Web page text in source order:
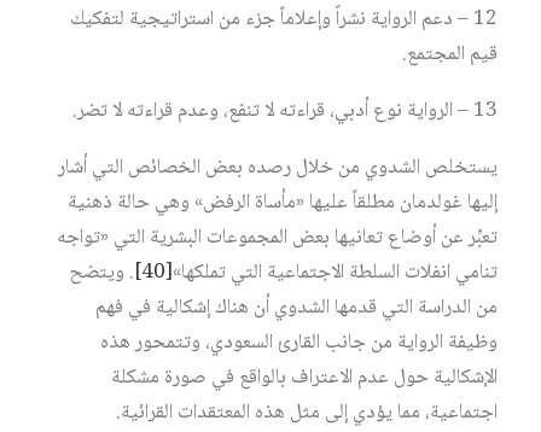
12 – دعم الرواية نشراً وإعلاماً جزء من استراتيجية لتفكيك
قيم المجتمع.
13 – الرواية نوع أدبي، قراءته لا تنفع، وعدم قراءته لا تضر.
يستخلص الشدوي من خلال رصده بعض الخصائص التي أشار
إليها غولدمان مطلقاً عليها «مأساة الرفض» وهي حالة ذهنية
تعبِّر عن أوضاع تعانيها بعض المجموعات البشرية التي «تواجه
تنامي انفلات السلطة الاجتماعية التي تملكها»‏[40]
. ويتضح
من الدراسة التي قدمها الشدوي أن هناك إشكالية في فهم
وظيفة الرواية من جانب القارئ السعودي، وتتمحور هذه
الإشكالية حول عدم الاعتراف بالواقع في صورة مشكلة
اجتماعية، مما يؤدي إلى مثل هذه المعتقدات القرائية.